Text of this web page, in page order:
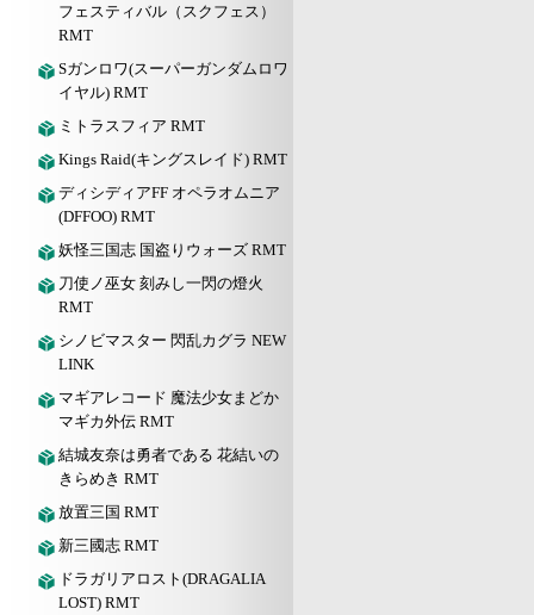
フェスティバル（スクフェス）
RMT
Sガンロワ(スーパーガンダムロワ
イヤル) RMT
ミトラスフィア RMT
Kings Raid(キングスレイド) RMT
ディシディアFF オペラオムニア
(DFFOO) RMT
妖怪三国志 国盗りウォーズ RMT
刀使ノ巫女 刻みし一閃の燈火
RMT
シノビマスター 閃乱カグラ NEW
LINK
マギアレコード 魔法少女まどか
マギカ外伝 RMT
結城友奈は勇者である 花結いの
きらめき RMT
放置三国 RMT
新三國志 RMT
ドラガリアロスト(DRAGALIA
LOST) RMT